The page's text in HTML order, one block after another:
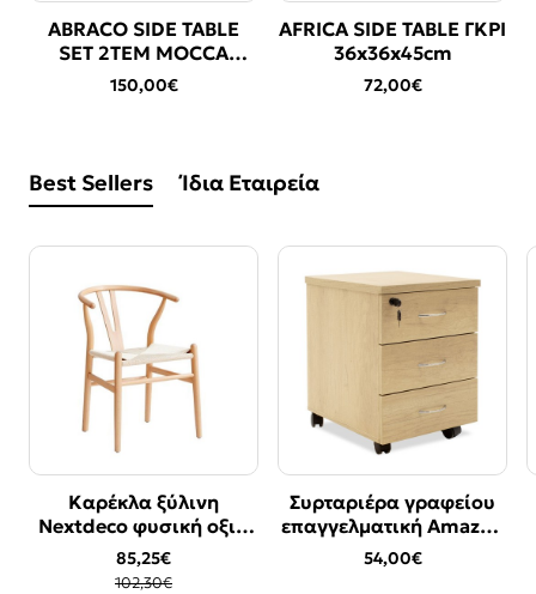
ΝΕΟ
ABRACO SIDE TABLE
SET 2ΤΕΜ MOCCA
60x30x46cm
150,00€
ΝΕΟ
AFRICA SIDE TABLE ΓΚΡΙ
36x36x45cm
72,00€
Best Sellers Ίδια Εταιρεία
Bestseller
-17%
Καρέκλα ξύλινη
Nextdeco φυσική οξιά
Υ76χ53.3x57εκ.
85,25€
102,30€
Bestseller
Συρταριέρα γραφείου
επαγγελματική Amazon
pakoworld τροχήλατη
χρώμα sonoma
54,00€